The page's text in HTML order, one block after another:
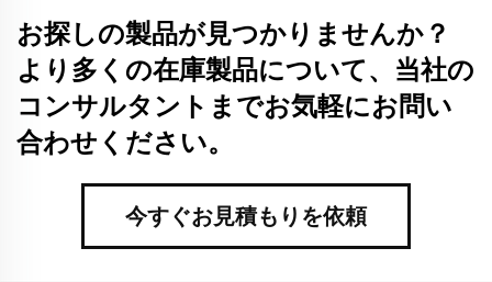
お探しの製品が見つかりませんか？
より多くの在庫製品について、当社の
コンサルタントまでお気軽にお問い
合わせください。
今すぐお見積もりを依頼